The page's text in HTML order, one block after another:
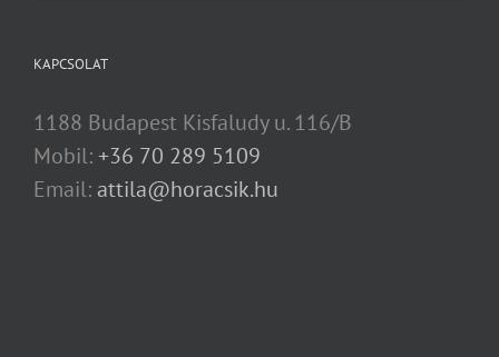
KAPCSOLAT
1188 Budapest Kisfaludy u. 116/B
Mobil:+36 70 289 5109
Email: attila@horacsik.hu